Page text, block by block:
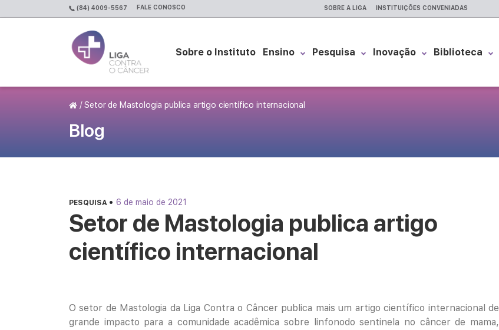
(84) 4009-5567 FALE CONOSCO SOBRE A LIGA INSTITUIÇÕES CONVENIADAS
Sobre o Instituto Ensino Pesquisa Inovação Biblioteca
Página Inicial
/Setor de Mastologia publica artigo científico internacional
Blog
PESQUISA • 6 de maio de 2021
Setor de Mastologia publica artigo
científico internacional
O setor de Mastologia da Liga Contra o Câncer publica mais um artigo científico internacional de
grande impacto para a comunidade acadêmica sobre linfonodo sentinela no câncer de mama,